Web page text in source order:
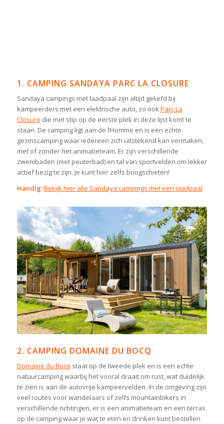
1. CAMPING SANDAYA PARC LA CLOSURE
Sandaya campings met laadpaal zijn altijd geliefd bij
kampeerders met een elektrische auto, zo ookParc La
Closure die met stip op de eerste plek in deze lijst komt te
staan. De camping ligt aan de l’Homme en is een echte
gezinscamping waar iedereen zich uitstekend kan vermaken,
met of zonder het animatieteam. Er zijn verschillende
zwembaden (met peuterbad) en tal van sportvelden om lekker
actief bezig te zijn. Je kunt hier zelfs boogschieten!
Handig:Bekijk hier alle Sandaya campings met een laadpaal
2. CAMPING DOMAINE DU BOCQ
Domaine du Bocq staat op de tweede plek en is een echte
natuurcamping waarbij het vooral draait om rust, wat duidelijk
te zien is aan de autovrije kampeervelden. In de omgeving zijn
veel routes voor wandelaars of zelfs mountainbikers in
verschillende richtingen, er is een animatieteam en een terras
op de camping waar je wat te eten en drinken kunt bestellen